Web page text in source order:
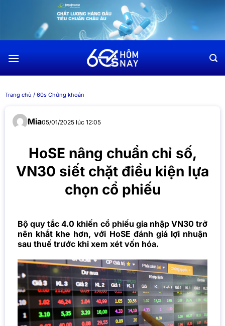
dung
Trang chủ / 60s Chứng khoán
Mia05/01/2025 lúc 12:05
HoSE nâng chuẩn chỉ số,
VN30 siết chặt điều kiện lựa
chọn cổ phiếu
Bộ quy tắc 4.0 khiến cổ phiếu gia nhập VN30 trở
nên khắt khe hơn, với HoSE đánh giá lợi nhuận
sau thuế trước khi xem xét vốn hóa.